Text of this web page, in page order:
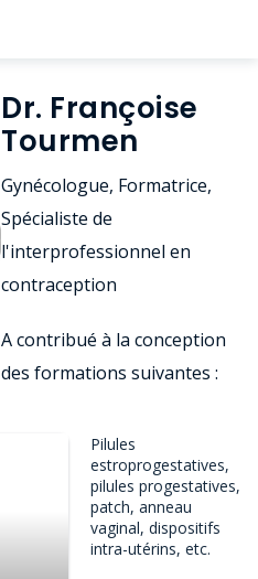
Dr. Françoise
Tourmen
Gynécologue, Formatrice,
Spécialiste de
l'interprofessionnel en
contraception
A contribué à la conception
des formations suivantes :
Pilules
estroprogestatives,
pilules progestatives,
patch, anneau
vaginal, dispositifs
intra-utérins, etc.